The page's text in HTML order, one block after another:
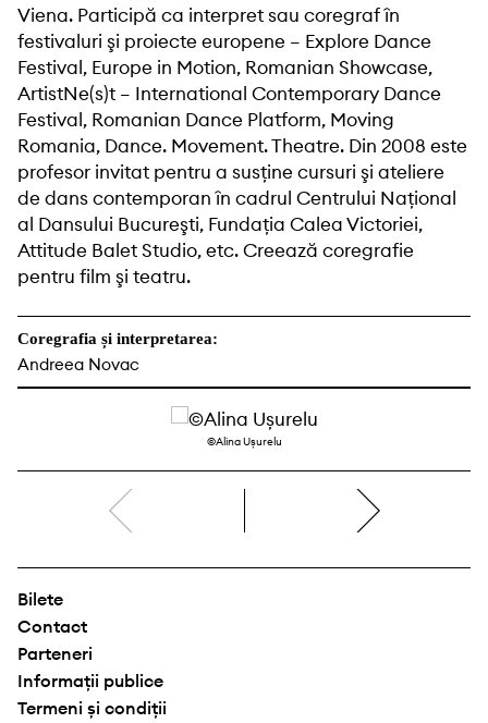
Viena. Participă ca interpret sau coregraf în
festivaluri şi proiecte europene – Explore Dance
Festival, Europe in Motion, Romanian Showcase,
ArtistNe(s)t – International Contemporary Dance
Festival, Romanian Dance Platform, Moving
Romania, Dance. Movement. Theatre. Din 2008 este
profesor invitat pentru a susţine cursuri şi ateliere
de dans contemporan în cadrul Centrului Naţional
al Dansului Bucureşti, Fundaţia Calea Victoriei,
Attitude Balet Studio, etc. Creează coregrafie
pentru film şi teatru.
Coregrafia și interpretarea:
Andreea Novac
©Alina Ușurelu
Bilete
Contact
Parteneri
Informații publice
Termeni și condiții